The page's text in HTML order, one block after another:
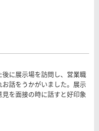
に展示場を訪問し、営業職
話をうかがいました。展示
を面接の時に話すと好印象